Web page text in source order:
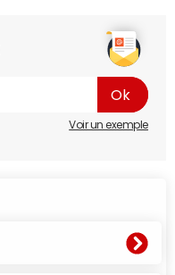
Voir un exemple